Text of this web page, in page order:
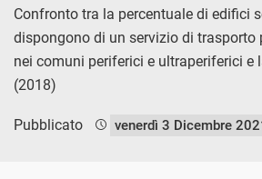
Confronto tra la percentuale di edifici
dispongono di un servizio di trasporto
nei comuni periferici e ultraperiferici e
(2018)
Pubblicato venerdì 3 Dicembre